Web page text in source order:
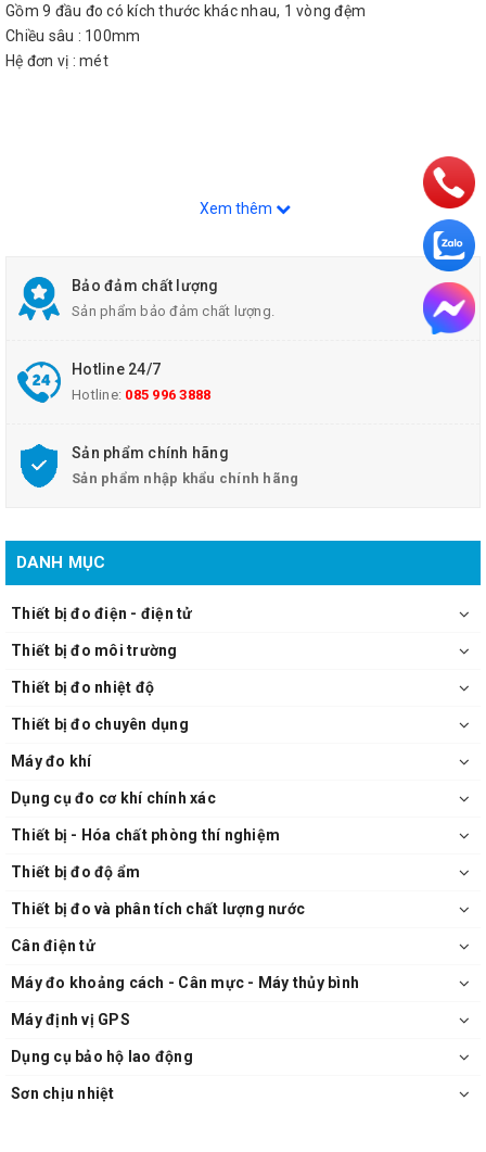
Gồm 9 đầu đo có kích thước khác nhau, 1 vòng đệm
Chiều sâu : 100mm
Hệ đơn vị : mét
Xem thêm
Bảo đảm chất lượng
Sản phẩm bảo đảm chất lượng.
Hotline 24/7
Hotline: 085 996 3888
Sản phẩm chính hãng
Sản phẩm nhập khẩu chính hãng
DANH MỤC
Thiết bị đo điện - điện tử
Thiết bị đo môi trường
Thiết bị đo nhiệt độ
Thiết bị đo chuyên dụng
Máy đo khí
Dụng cụ đo cơ khí chính xác
Thiết bị - Hóa chất phòng thí nghiệm
Thiết bị đo độ ẩm
Thiết bị đo và phân tích chất lượng nước
Cân điện tử
Máy đo khoảng cách - Cân mực - Máy thủy bình
Máy định vị GPS
Dụng cụ bảo hộ lao động
Sơn chịu nhiệt